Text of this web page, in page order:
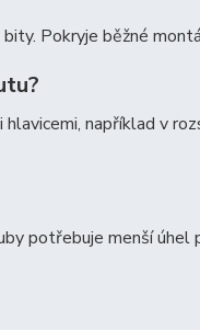
Pokryje běžné
například v
potřebuje menší